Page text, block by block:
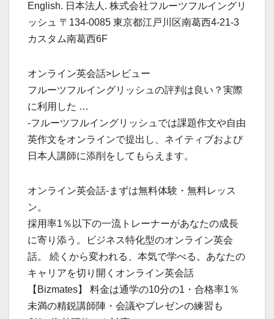
English. 日本法人. 株式会社フルーツフルイングリ
ッシュ 〒134-0085 東京都江戸川区南葛西4-21-3
カスタム南葛西6F
オンライン英会話>レビュー
フルーツフルイングリッシュの評判は良い？実際
に利用した …
-フルーツフルイングリッシュでは課題作文や自由
英作文をオンラインで提出し、ネイティブおよび
日本人講師に添削をしてもらえます。
オンライン英会話-まずは無料体験・無料レッス
ン。
採用率1％以下の一流トレーナーがあなたの成長
に寄り添う。ビジネス特化型のオンライン英会
話。 続くから変われる、本気で学べる。あなたの
キャリアを切り開くオンライン英会話
【Bizmates】 料金は通学の10分の1・合格率1％
未満の精鋭講師陣・会議やプレゼンの練習も